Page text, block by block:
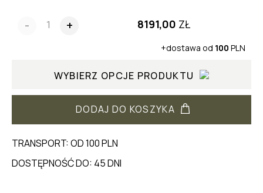
- + 8191,00 ZŁ
+dostawa od 100 PLN
WYBIERZ OPCJE PRODUKTU
DODAJ DO KOSZYKA
TRANSPORT: OD 100 PLN
DOSTĘPNOŚĆ DO: 45 DNI